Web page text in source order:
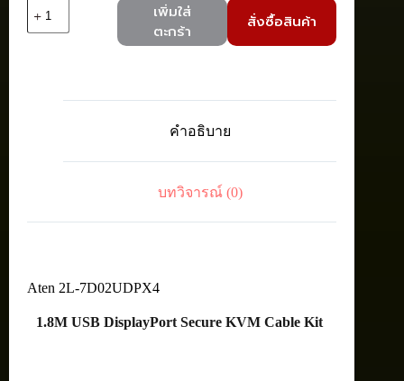
Aten
DisplayPort
เพิ่มใส่
ตะกร้า
สั่งซื้อสินค้า
คำอธิบาย
บทวิจารณ์ (0)
Aten 2L-7D02UDPX4
1.8M USB DisplayPort Secure KVM Cable Kit